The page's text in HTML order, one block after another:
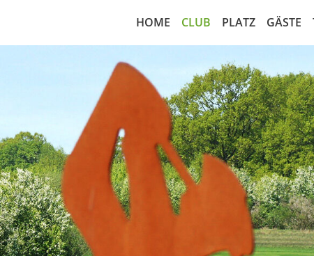
HOME CLUB
Nachrichten
Greenfeeabkommen
Vorstand
Leitbild
Sekretariat
Sportausschuss
PLATZ
18-Loch Anlage
Scorekarte 18-
Scorekarte 9-
Course
Course
GÄSTE
Cart